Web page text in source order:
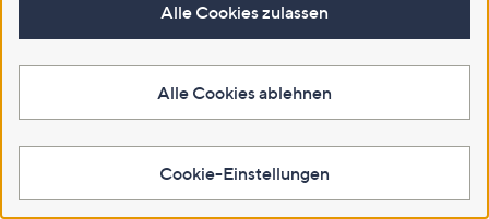
Alle Cookies zulassen
Alle Cookies ablehnen
Cookie-Einstellungen